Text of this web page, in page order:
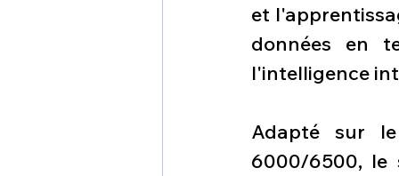
et
données en
l'intelligence
Adapté sur
6000/6500, le